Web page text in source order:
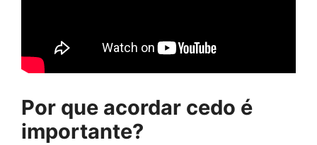
Por que acordar cedo é
importante?